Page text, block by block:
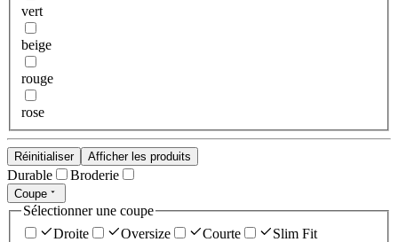
vert
beige
rouge
rose
Réinitialiser Afficher les produits
Durable Broderie
Coupe
Sélectionner une coupe
Droite
Oversize Courte Slim Fit